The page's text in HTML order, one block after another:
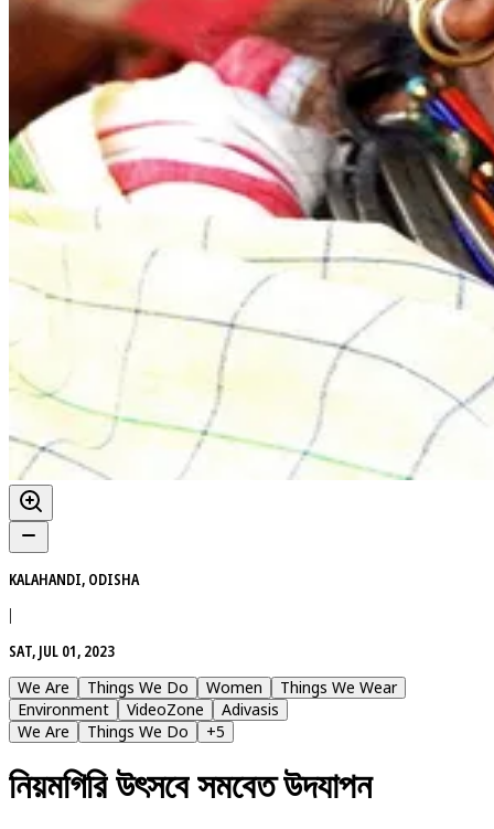
KALAHANDI, ODISHA
|
SAT, JUL 01, 2023
We Are
Things We Do Women
Things We Wear
Environment
VideoZone
Adivasis
We Are
Things We Do +5
নিয়মগিরি উৎসবে সমবেত উদযাপন